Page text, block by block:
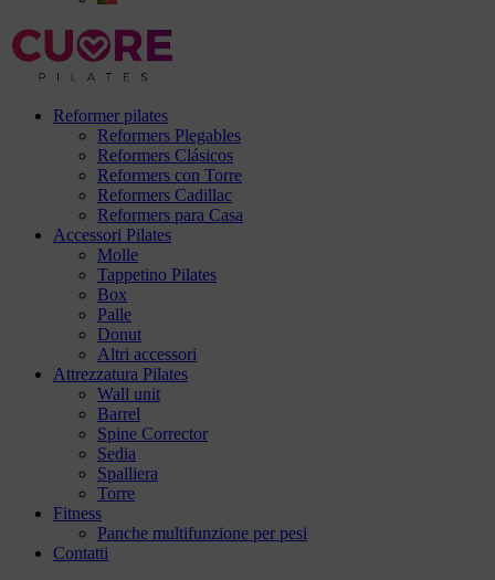
Reformer pilates
Reformers Plegables
Reformers Clásicos
Reformers con Torre
Reformers Cadillac
Reformers para Casa
Accessori Pilates
Molle
Tappetino Pilates
Box
Palle
Donut
Altri accessori
Attrezzatura Pilates
Wall unit
Barrel
Spine Corrector
Sedia
Spalliera
Torre
Fitness
Panche multifunzione per pesi
Contatti